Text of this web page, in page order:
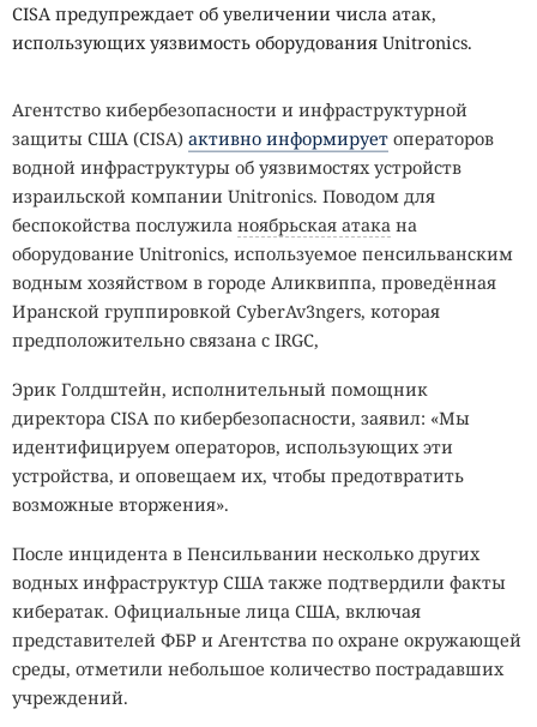
CISA предупреждает об увеличении числа атак,
использующих уязвимость оборудования Unitronics.
Агентство кибербезопасности и инфраструктурной
защиты США (CISA) активно информирует операторов
водной инфраструктуры об уязвимостях устройств
израильской компании Unitronics. Поводом для
беспокойства послужила ноябрьская атака на
оборудование Unitronics, используемое пенсильванским
водным хозяйством в городе Аликвиппа, проведённая
Иранской группировкой CyberAv3ngers, которая
предположительно связана с IRGC,
Эрик Голдштейн, исполнительный помощник
директора CISA по кибербезопасности, заявил: «Мы
идентифицируем операторов, использующих эти
устройства, и оповещаем их, чтобы предотвратить
возможные вторжения».
После инцидента в Пенсильвании несколько других
водных инфраструктур США также подтвердили факты
кибератак. Официальные лица США, включая
представителей ФБР и Агентства по охране окружающей
среды, отметили небольшое количество пострадавших
учреждений.